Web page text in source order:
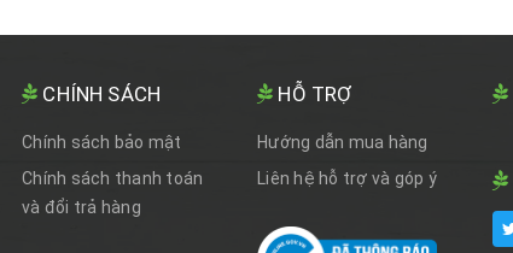
CHÍNH SÁCH
Chính sách bảo mật
Chính sách thanh toán
và đổi trả hàng
HỖ TRỢ
Hướng dẫn mua hàng
Liên hệ hỗ trợ và góp ý